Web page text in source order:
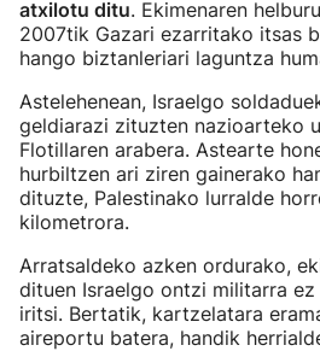
atxilotu ditu. Ekimenaren
2007tik Gazari ezarritako itsas
hango biztanleriari laguntza
Astelehenean, Israelgo
geldiarazi zituzten nazioarteko
Flotillaren arabera. Astearte
hurbiltzen ari ziren gainerako
dituzte, Palestinako lurralde
kilometrora.
Arratsaldeko azken ordurako,
dituen Israelgo ontzi militarra
iritsi. Bertatik, kartzelatara
aireportu batera, handik